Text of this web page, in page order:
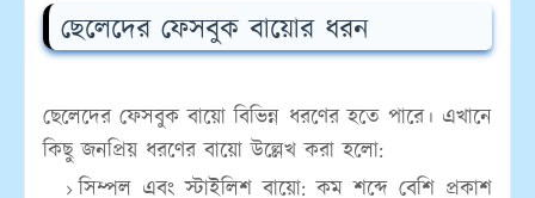
ছেলেদের ফেসবুক বায়োর ধরন
ছেলেদের ফেসবুক বায়ো বিভিন্ন ধরণের হতে পারে। এখানে
কিছু জনপ্রিয় ধরণের বায়ো উল্লেখ করা হলো:
সিম্পল এবং স্টাইলিশ বায়ো:কম শব্দে বেশি প্রকাশ